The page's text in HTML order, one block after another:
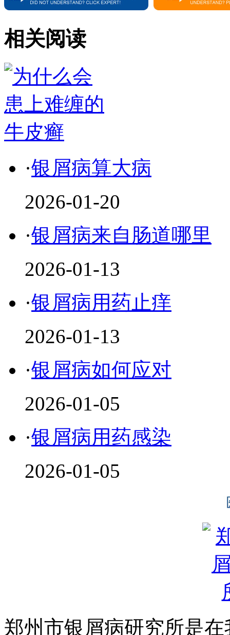
相关阅读
·银屑病算大病
2026-01-20
·银屑病来自肠道哪里
2026-01-13
·银屑病用药止痒
2026-01-13
·银屑病如何应对
2026-01-05
·银屑病用药感染
2026-01-05
郑州市银屑病研究所是